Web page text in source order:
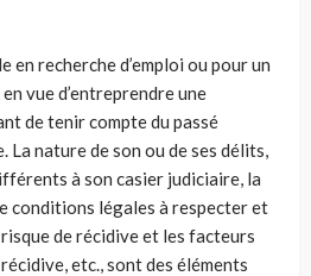
en recherche d’emploi ou pour un
vue d’entreprendre une
de tenir compte du passé
La nature de son ou de ses délits,
à son casier judiciaire, la
conditions légales à respecteret
de récidive et les facteurs
etc., sont des éléments